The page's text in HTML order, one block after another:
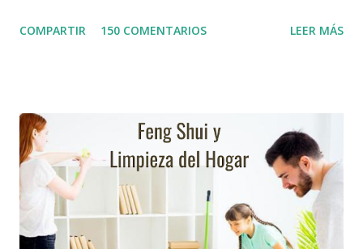
tomar en cuenta en el momento de activación del ambiente,
camino de entrada, elimine cualquier obstáculo que pueda
impedir la vista de la casa, como: corte ramas punteadas de
la entrada del jardín, pinte su casa con colores yang.
Siembre flores que ayuden a dar una bienvenida a los
futuros compradores, especialmente amarillas. Cambie las
Cerraduras : o arregle las cerraduras de la puerta de la
COMPARTIR 150 COMENTARIOS LEER MÁS